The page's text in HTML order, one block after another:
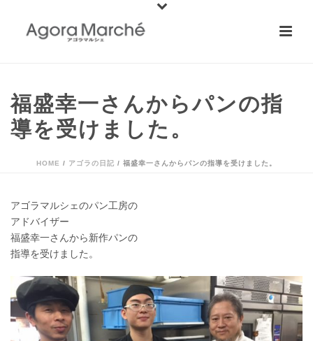
福盛幸一さんからパンの指
導を受けました。
HOME / アゴラの日記 / 福盛幸一さんからパンの指導を受けました。
アゴラマルシェのパン工房の
アドバイザー
福盛幸一さんから新作パンの
指導を受けました。